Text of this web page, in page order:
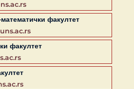
факултет
факултет